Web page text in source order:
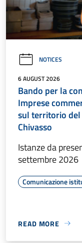
NOTICES
6 AUGUST 2026
Bando per la
Imprese
sul territorio
Chivasso
Istanze da
settembre 2026
Comunicazione
READ MORE